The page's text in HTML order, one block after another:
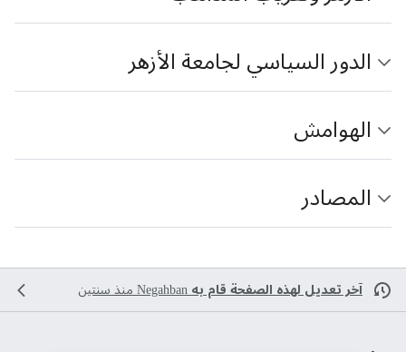
الدور السياسي لجامعة الأزهر
الهوامش
المصادر
آخر تعديل لهذه الصفحة قام بهNegahbanمنذ سنتين